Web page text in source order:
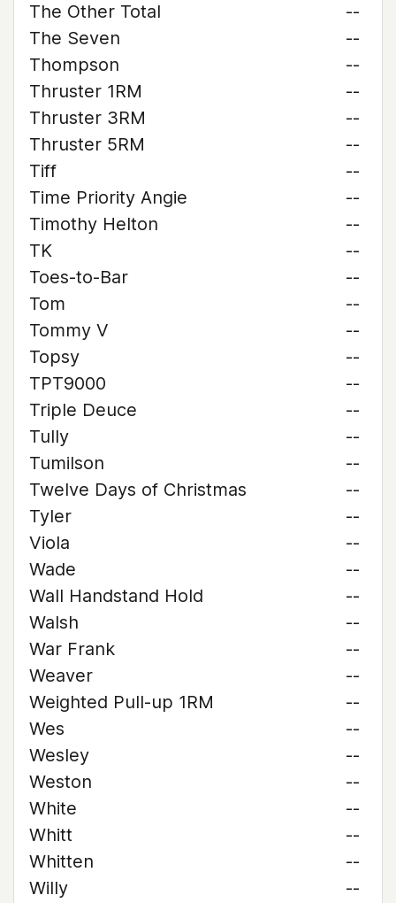
The Other Total
--
The Seven
--
Thompson
--
Thruster 1RM
--
Thruster 3RM
--
Thruster 5RM
--
Tiff
--
Time Priority Angie
--
Timothy Helton
--
TK
--
Toes-to-Bar
--
Tom
--
Tommy V
--
Topsy
--
TPT9000
--
Triple Deuce
--
Tully
--
Tumilson
--
Twelve Days of Christmas
--
Tyler
--
Viola
--
Wade
--
Wall Handstand Hold
--
Walsh
--
War Frank
--
Weaver
--
Weighted Pull-up 1RM
--
Wes
--
Wesley
--
Weston
--
White
--
Whitt
--
Whitten
--
Willy
--